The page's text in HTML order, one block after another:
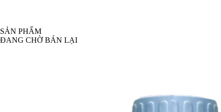
SẢN PHẨM
ĐANG CHỜ BÁN LẠI